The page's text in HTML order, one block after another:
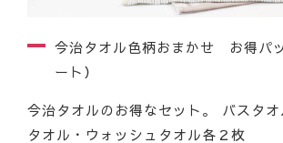
今治タオル色柄おまかせ お得パ
ート）
今治タオルのお得なセット。 バスタ
タオル・ウォッシュタオル各２枚